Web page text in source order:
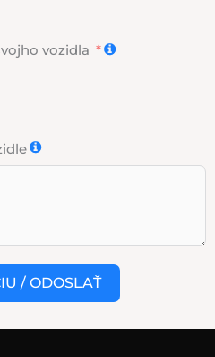
vozidla
/ ODOSLAŤ